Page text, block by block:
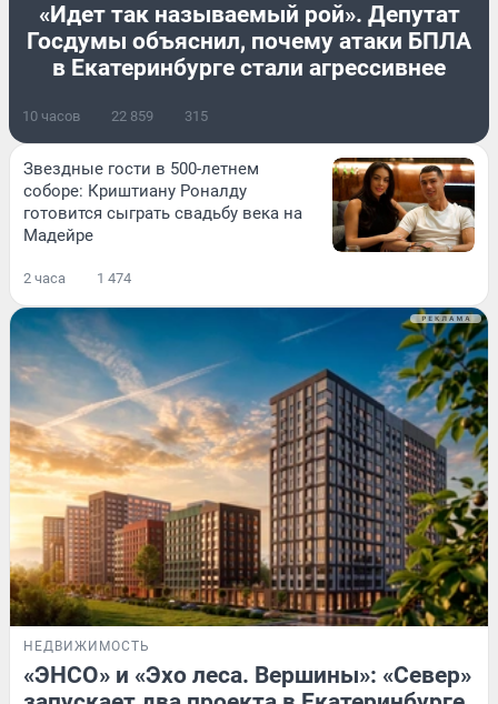
«Идет так называемый рой». Депутат
Госдумы объяснил, почему атаки БПЛА
в Екатеринбурге стали агрессивнее
10 часов 22 859 315
Звездные гости в 500-летнем
соборе: Криштиану Роналду
готовится сыграть свадьбу века на
Мадейре
2 часа 1 474
НЕДВИЖИМОСТЬ
«ЭНСО» и «Эхо леса. Вершины»: «Север»